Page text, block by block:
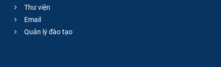
Thư viện
Email
Quản lý đào tạo